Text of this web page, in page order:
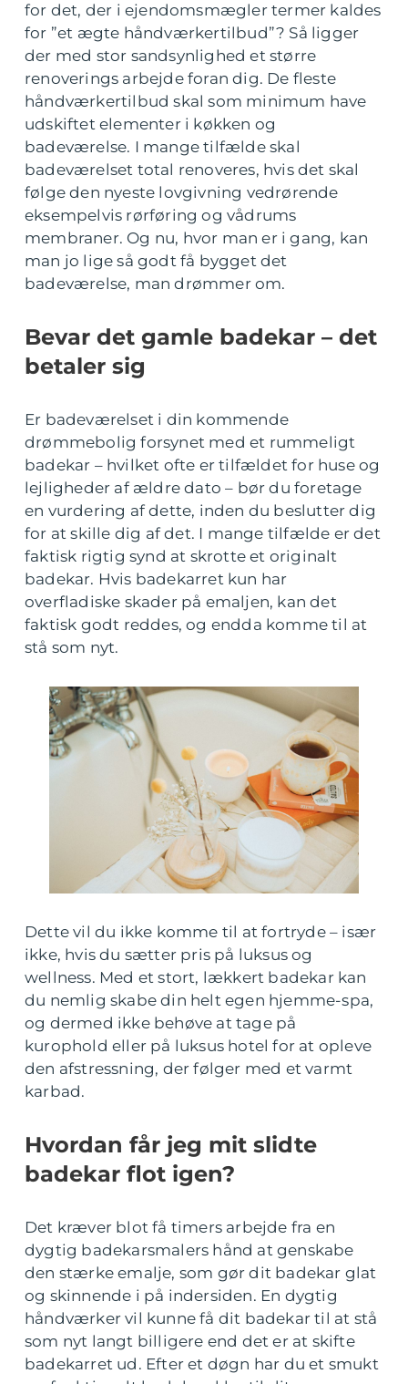
for det, der i ejendomsmægler termer kaldes
for ”et ægte håndværkertilbud”? Så ligger
der med stor sandsynlighed et større
renoverings arbejde foran dig. De fleste
håndværkertilbud skal som minimum have
udskiftet elementer i køkken og
badeværelse. I mange tilfælde skal
badeværelset total renoveres, hvis det skal
følge den nyeste lovgivning vedrørende
eksempelvis rørføring og vådrums
membraner. Og nu, hvor man er i gang, kan
man jo lige så godt få bygget det
badeværelse, man drømmer om.
Bevar det gamle badekar – det
betaler sig
Er badeværelset i din kommende
drømmebolig forsynet med et rummeligt
badekar – hvilket ofte er tilfældet for huse og
lejligheder af ældre dato – bør du foretage
en vurdering af dette, inden du beslutter dig
for at skille dig af det. I mange tilfælde er det
faktisk rigtig synd at skrotte et originalt
badekar. Hvis badekarret kun har
overfladiske skader på emaljen, kan det
faktisk godt reddes, og endda komme til at
stå som nyt.
Dette vil du ikke komme til at fortryde – især
ikke, hvis du sætter pris på luksus og
wellness. Med et stort, lækkert badekar kan
du nemlig skabe din helt egen hjemme-spa,
og dermed ikke behøve at tage på
kurophold eller på luksus hotel for at opleve
den afstressning, der følger med et varmt
karbad.
Hvordan får jeg mit slidte
badekar flot igen?
Det kræver blot få timers arbejde fra en
dygtig badekarsmalers hånd at genskabe
den stærke emalje, som gør dit badekar glat
og skinnende i på indersiden. En dygtig
håndværker vil kunne få dit badekar til at stå
som nyt langt billigere end det er at skifte
badekarret ud. Efter et døgn har du et smukt